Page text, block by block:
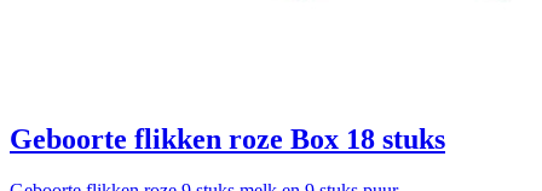
Geboorte flikken roze Box 18 stuks